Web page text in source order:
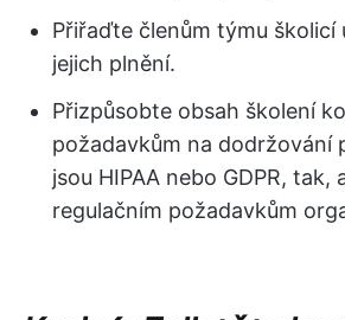
Přiřaďte členům týmu školicí
jejich plnění.
Přizpůsobte obsah školení
požadavkům na dodržování
jsou HIPAA nebo GDPR, tak,
regulačním požadavkům